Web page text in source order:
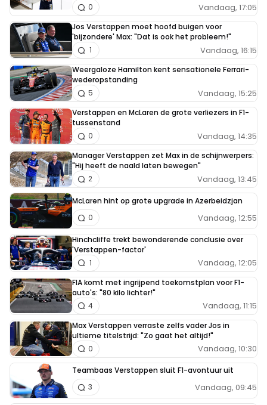
Vandaag, 17:05
0
Jos Verstappen moet hoofd buigen voor
'bijzondere' Max: "Dat is ook het probleem!"
Vandaag, 16:15
1
Weergaloze Hamilton kent sensationele Ferrari-
wederopstanding
Vandaag, 15:25
5
Verstappen en McLaren de grote verliezers in F1-
tussenstand
Vandaag, 14:35
0
Manager Verstappen zet Max in de schijnwerpers:
"Hij heeft de naald laten bewegen"
Vandaag, 13:45
2
McLaren hint op grote upgrade in Azerbeidzjan
Vandaag, 12:55
0
Hinchcliffe trekt bewonderende conclusie over
'Verstappen-factor'
Vandaag, 12:05
1
FIA komt met ingrijpend toekomstplan voor F1-
auto's: "80 kilo lichter!"
Vandaag, 11:15
4
Max Verstappen verraste zelfs vader Jos in
ultieme titelstrijd: "Zo gaat het altijd!"
Vandaag, 10:30
0
Teambaas Verstappen sluit F1-avontuur uit
Vandaag, 09:45
3